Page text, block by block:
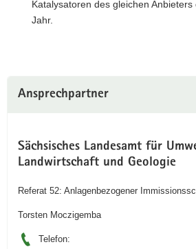
Katalysatoren des gleichen
Jahr.
Ansprechpartner
Sächsisches Landesamt für
Landwirtschaft und Geologie
Referat 52: Anlagenbezogener
Torsten Moczigemba
Telefon: